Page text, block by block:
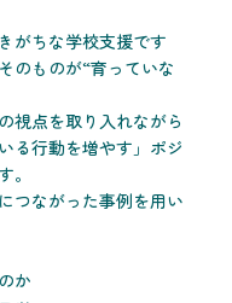
がちな学校支援です
のものが“育っていな
視点を取り入れながら
る行動を増やす」ポジ
。
つながった事例を用い
か